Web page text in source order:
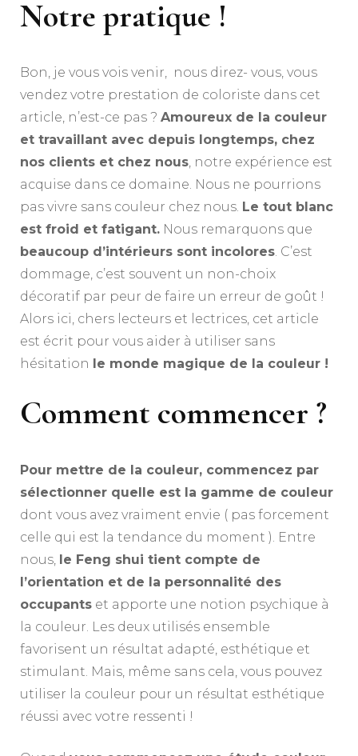
Notre pratique !
Bon, je vous vois venir, nous direz- vous, vous
vendez votre prestation de coloriste dans cet
article, n’est-ce pas ? Amoureux de la couleur
et travaillant avec depuis longtemps, chez
nos clients et chez nous, notre expérience est
acquise dans ce domaine. Nous ne pourrions
pas vivre sans couleur chez nous. Le tout blanc
est froid et fatigant. Nous remarquons que
beaucoup d’intérieurs sont incolores. C’est
dommage, c’est souvent un non-choix
décoratif par peur de faire un erreur de goût !
Alors ici, chers lecteurs et lectrices, cet article
est écrit pour vous aider à utiliser sans
hésitation
le monde magique de la couleur !
Comment commencer ?
Pour mettre de la couleur, commencez par
sélectionner quelle est la gamme de couleur
dont vous avez vraiment envie ( pas forcement
celle qui est la tendance du moment ). Entre
nous, le Feng shui tient compte de
l’orientation et de la personnalité des
occupants et apporte une notion psychique à
la couleur. Les deux utilisés ensemble
favorisent un résultat adapté, esthétique et
stimulant. Mais, même sans cela, vous pouvez
utiliser la couleur pour un résultat esthétique
réussi avec votre ressenti !